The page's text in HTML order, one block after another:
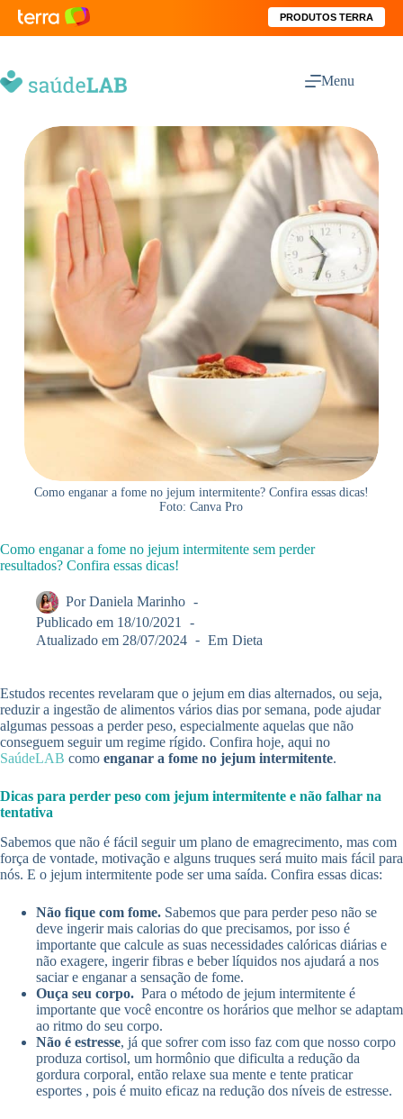
PRODUTOS TERRA
Menu
Como enganar a fome no jejum intermitente? Confira essas dicas!
Foto: Canva Pro
Como enganar a fome no jejum intermitente sem perder
resultados? Confira essas dicas!
Por Daniela Marinho
Publicado em 18/10/2021
Atualizado em 28/07/2024 Em Dieta
Estudos recentes revelaram que o jejum em dias alternados, ou seja,
reduzir a ingestão de alimentos vários dias por semana, pode ajudar
algumas pessoas a perder peso, especialmente aquelas que não
conseguem seguir um regime rígido. Confira hoje, aqui no
SaúdeLAB como enganar a fome no jejum intermitente.
Dicas para perder peso com jejum intermitente e não falhar na
tentativa
Sabemos que não é fácil seguir um plano de emagrecimento, mas com
força de vontade, motivação e alguns truques será muito mais fácil para
nós. E o jejum intermitente pode ser uma saída. Confira essas dicas:
Não fique com fome. Sabemos que para perder peso não se
deve ingerir mais calorias do que precisamos, por isso é
importante que calcule as suas necessidades calóricas diárias e
não exagere, ingerir fibras e beber líquidos nos ajudará a nos
saciar e enganar a sensação de fome.
Ouça seu corpo. Para o método de jejum intermitente é
importante que você encontre os horários que melhor se adaptam
ao ritmo do seu corpo.
Não é estresse, já que sofrer com isso faz com que nosso corpo
produza cortisol, um hormônio que dificulta a redução da
gordura corporal, então relaxe sua mente e tente praticar
esportes , pois é muito eficaz na redução dos níveis de estresse.